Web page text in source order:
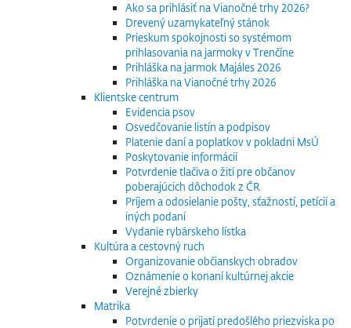
Ako sa prihlásiť na Vianočné trhy 2026?
Drevený uzamykateľný stánok
Prieskum spokojnosti so systémom
prihlasovania na jarmoky v Trenčíne
Prihláška na jarmok Majáles 2026
Prihláška na Vianočné trhy 2026
Klientske centrum
Evidencia psov
Osvedčovanie listín a podpisov
Platenie daní a poplatkov v pokladni MsÚ
Poskytovanie informácií
Potvrdenie tlačiva o žití pre občanov
poberajúcich dôchodok z ČR
Príjem a odosielanie pošty, sťažností, petícií a
iných podaní
Vydanie rybárskeho lístka
Kultúra a cestovný ruch
Organizovanie občianskych obradov
Oznámenie o konaní kultúrnej akcie
Verejné zbierky
Matrika
Potvrdenie o prijatí predošlého priezviska po